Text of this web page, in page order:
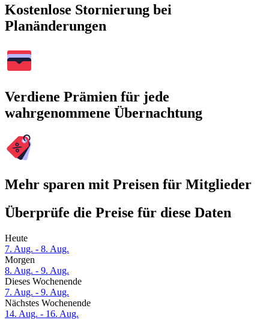
Kostenlose Stornierung bei
Planänderungen
Verdiene Prämien für jede
wahrgenommene Übernachtung
Mehr sparen mit Preisen für Mitglieder
Überprüfe die Preise für diese Daten
Heute
7. Aug. - 8. Aug.
Morgen
8. Aug. - 9. Aug.
Dieses Wochenende
7. Aug. - 9. Aug.
Nächstes Wochenende
14. Aug. - 16. Aug.